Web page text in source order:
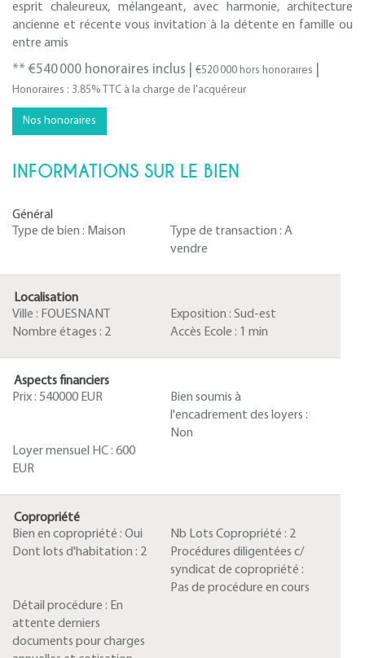
esprit chaleureux, mélangeant, avec harmonie, architecture
ancienne et récente vous invitation à la détente en famille ou
entre amis
** €540 000 honoraires inclus €520 000 hors honoraires
Honoraires : 3.85% TTC à la charge de l'acquéreur
Nos honoraires
INFORMATIONS SUR LE BIEN
Général
Type de bien : Maison Type de transaction : A
vendre
Localisation
Ville : FOUESNANT Exposition : Sud-est
Nombre étages : 2 Accès Ecole : 1 min
Aspects financiers
Prix : 540000 EUR
Bien soumis à
l'encadrement des loyers :
Non
Loyer mensuel HC : 600
EUR
Copropriété
Bien en copropriété : Oui Nb Lots Copropriété : 2
Dont lots d'habitation : 2
Procédures diligentées c/
syndicat de copropriété :
Pas de procédure en cours
Détail procédure : En
attente derniers
documents pour charges